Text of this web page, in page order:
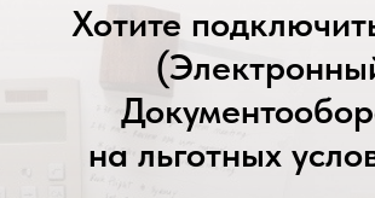
Хотите
на льготных